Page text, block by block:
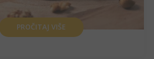
PROČITAJ VIŠE